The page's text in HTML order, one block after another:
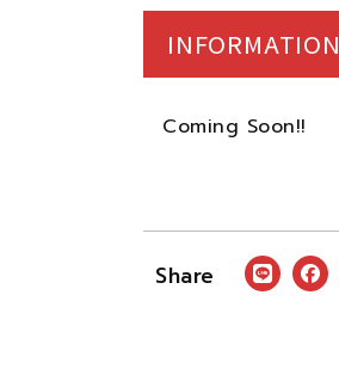
INFORMATION
Coming Soon!!